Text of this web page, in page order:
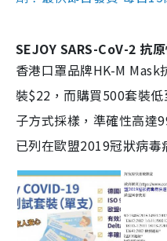
SEJOY SARS-CoV-2 抗
香港口罩品牌HK-M Mask
裝$22，而購買500套裝
子方式採樣，準確性高達
已列在歐盟2019冠狀病毒